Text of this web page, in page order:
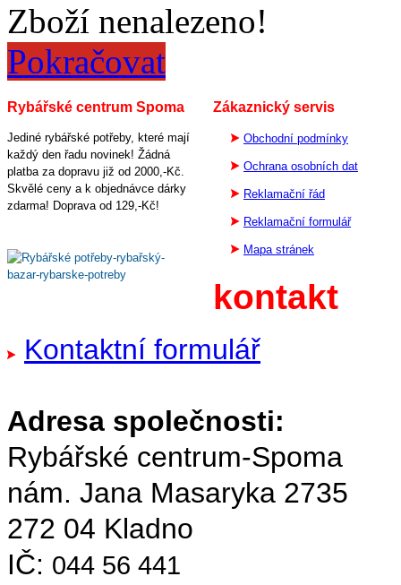
Zboží nenalezeno!
Pokračovat
Rybářské centrum Spoma
Jediné rybářské potřeby, které mají
každý den řadu novinek! Žádná
platba za dopravu již od 2000,-Kč.
Skvělé ceny a k objednávce dárky
zdarma! Doprava od 129,-Kč!
Zákaznický servis
Obchodní podmínky
Ochrana osobních dat
Reklamační řád
Reklamační formulář
Mapa stránek
kontakt
Kontaktní formulář
Adresa společnosti:
Rybářské centrum-Spoma
nám. Jana Masaryka 2735
272 04 Kladno
IČ: 044 56 441